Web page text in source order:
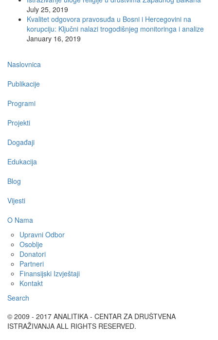
July 25, 2019
Kvalitet odgovora pravosuđa u Bosni i Hercegovini na
korupciju: Ključni nalazi trogodišnjeg monitoringa i analize
January 16, 2019
Main
navigation
Naslovnica
Publikacije
Programi
Projekti
Događaji
Edukacija
Blog
Vijesti
O Nama
Upravni Odbor
Osoblje
Donatori
Partneri
Finansijski Izvještaji
Kontakt
Search
© 2009 - 2017 ANALITIKA - CENTAR ZA DRUŠTVENA
ISTRAŽIVANJA ALL RIGHTS RESERVED.